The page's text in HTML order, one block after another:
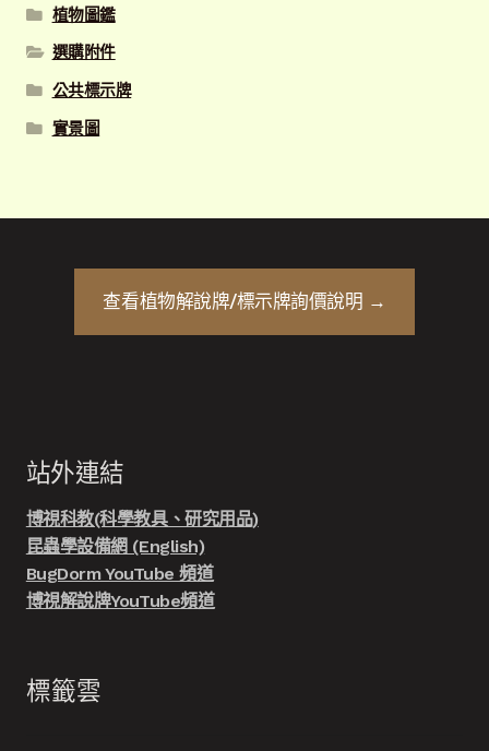
植物圖鑑
選購附件
公共標示牌
實景圖
查看植物解說牌/標示牌詢價說明 →
站外連結
博視科教(科學教具、研究用品)
昆蟲學設備網 (English)
BugDorm YouTube 頻道
博視解說牌YouTube頻道
標籤雲